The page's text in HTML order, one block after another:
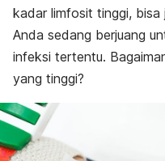
kadar limfosit tinggi,
Anda sedang berjuang
infeksi tertentu.
yang tinggi?